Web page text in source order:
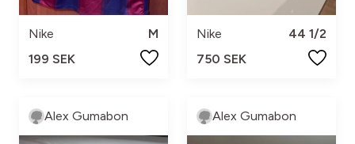
Nike
M
199 SEK
Nike
44 1/2
750 SEK
Alex Gumabon Alex Gumabon